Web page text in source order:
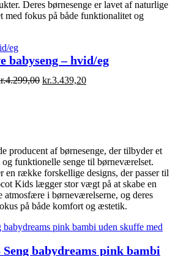
Deres børnesenge er lavet af naturlige
med fokus på både funktionalitet og
babyseng – hvid/eg
4.299,00 Original
kr.3.439,20Current
producent af børnesenge, der tilbyder et
funktionelle senge til børneværelset.
en række forskellige designs, der passer til
Kids lægger stor vægt på at skabe en
atmosfære i børneværelserne, og deres
på både komfort og æstetik.
babydreams pink bambi